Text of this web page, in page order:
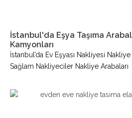
İstanbul'da Eşya Taşıma
Kamyonları
İstanbul’da Ev Eşyası Nakliyesi
Sağlam Nakliyeciler Nakliye Arabaları